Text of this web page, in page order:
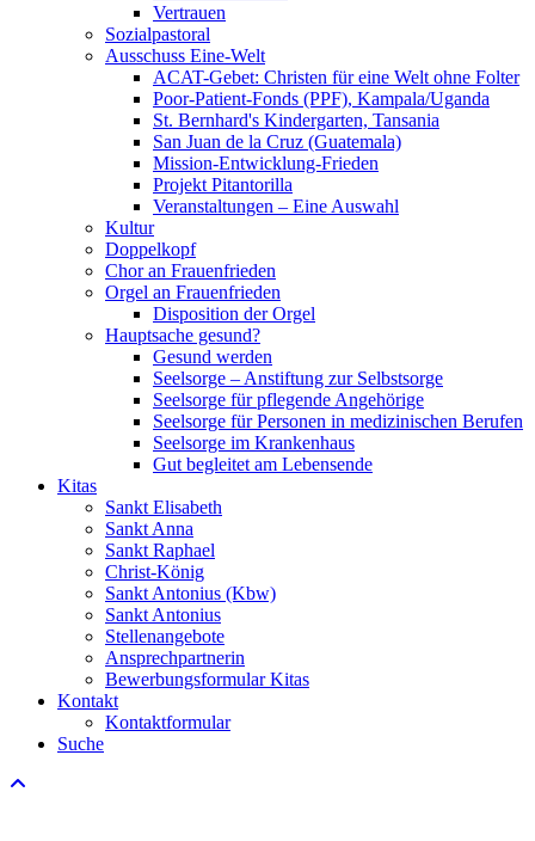
Vertrauen
Sozialpastoral
Ausschuss Eine-Welt
ACAT-Gebet: Christen für eine Welt ohne Folter
Poor-Patient-Fonds (PPF), Kampala/Uganda
St. Bernhard's Kindergarten, Tansania
San Juan de la Cruz (Guatemala)
Mission-Entwicklung-Frieden
Projekt Pitantorilla
Veranstaltungen – Eine Auswahl
Kultur
Doppelkopf
Chor an Frauenfrieden
Orgel an Frauenfrieden
Disposition der Orgel
Hauptsache gesund?
Gesund werden
Seelsorge – Anstiftung zur Selbstsorge
Seelsorge für pflegende Angehörige
Seelsorge für Personen in medizinischen Berufen
Seelsorge im Krankenhaus
Gut begleitet am Lebensende
Kitas
Sankt Elisabeth
Sankt Anna
Sankt Raphael
Christ-König
Sankt Antonius (Kbw)
Sankt Antonius
Stellenangebote
Ansprechpartnerin
Bewerbungsformular Kitas
Kontakt
Kontaktformular
Suche